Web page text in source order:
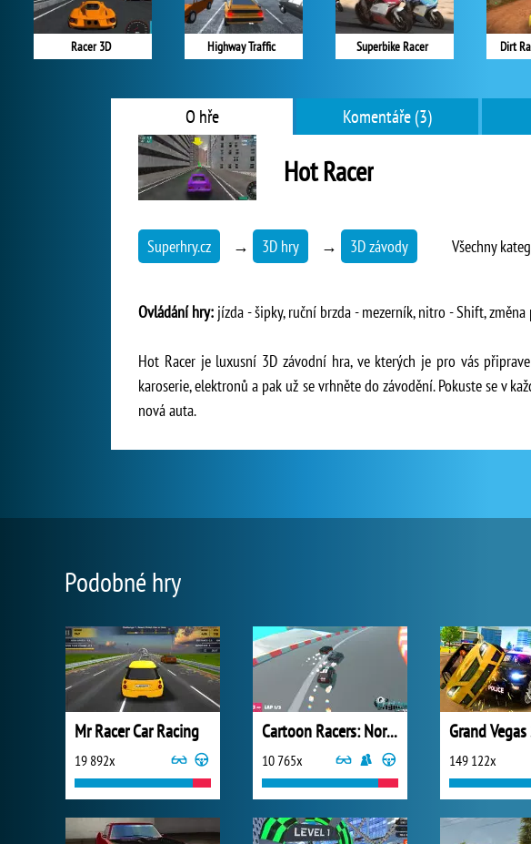
Racer 3D Highway Traffic Superbike Racer Dirt
O hře Komentáře (3)
Hot Racer
Superhry.cz → 3D hry → 3D závody Všechny
Ovládání hry: jízda - šipky, ruční brzda - mezerník, nitro - Shift, změna
Hot Racer je luxusní 3D závodní hra, ve kterých je pro vás
karoserie, elektronů a pak už se vrhněte do závodění. Pokuste se v
nová auta.
Podobné hry
Mr Racer Car Racing
19 892x
Cartoon Racers: North Pole
10 765x 149 122x